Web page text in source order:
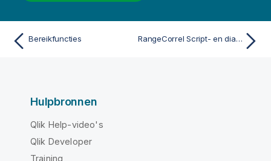
Bereikfuncties RangeCorrel Script- en diagramfunctie
Hulpbronnen
Qlik Help-video's
Qlik Developer
Training